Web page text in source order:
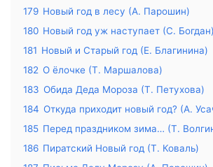
179 Новый год в лесу (А. Парошин)
180 Новый год уж наступает (С. Богдан)
181 Новый и Старый год (Е. Благинина)
182 О ёлочке (Т. Маршалова)
183 Обида Деда Мороза (Т. Петухова)
184 Откуда приходит новый год? (А.
185 Перед праздником зима… (Т.
186 Пиратский Новый год (Т. Коваль)